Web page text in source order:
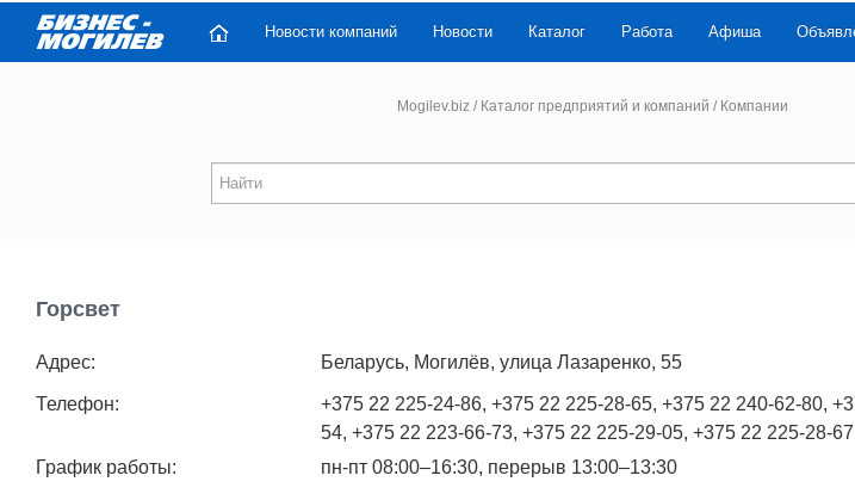
Новости компаний Новости Каталог Работа Афиша
Mogilev.biz / Каталог предприятий и компаний / Компании
Горсвет
Адрес: Беларусь, Могилёв, улица Лазаренко, 55
Телефон:
+375 22 225-24-86, +375 22 225-28-65, +375 22 240-62-80,
54, +375 22 223-66-73, +375 22 225-29-05, +375 22 225-28-67
График работы:
пн-пт 08:00–16:30, перерыв 13:00–13:30